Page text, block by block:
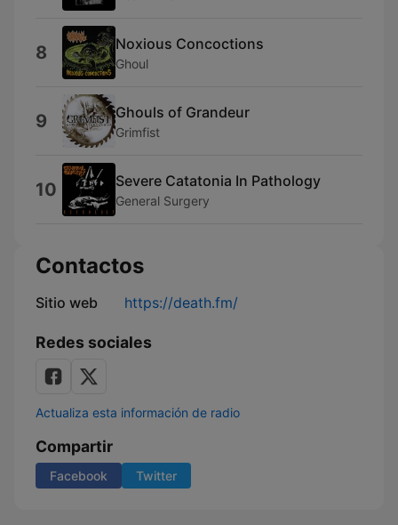
8 Noxious Concoctions
Ghoul
9 Ghouls of Grandeur
Grimfist
10 Severe Catatonia In Pathology
General Surgery
Contactos
Sitio web https://death.fm/
Redes sociales
Actualiza esta información de radio
Compartir
Facebook Twitter